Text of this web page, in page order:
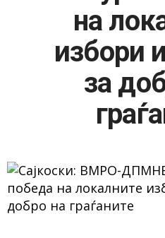
ЖИВОТ
на
избори
за